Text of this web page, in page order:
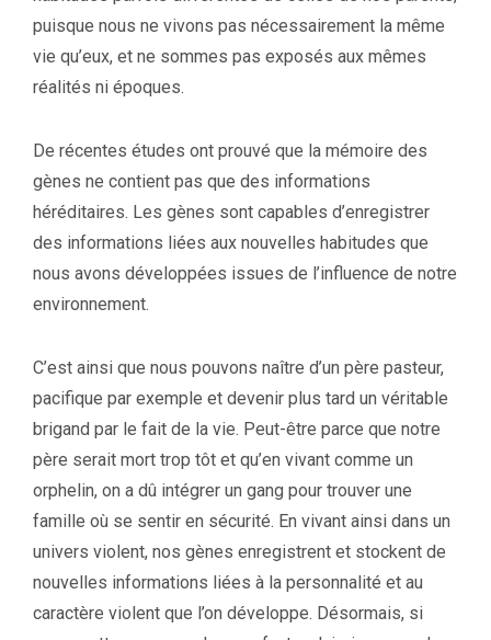
puisque nous ne vivons pas nécessairement la même
vie qu’eux, et ne sommes pas exposés aux mêmes
réalités ni époques.
De récentes études ont prouvé que la mémoire des
gènes ne contient pas que des informations
héréditaires. Les gènes sont capables d’enregistrer
des informations liées aux nouvelles habitudes que
nous avons développées issues de l’influence de notre
environnement.
C’est ainsi que nous pouvons naître d’un père pasteur,
pacifique par exemple et devenir plus tard un véritable
brigand par le fait de la vie. Peut-être parce que notre
père serait mort trop tôt et qu’en vivant comme un
orphelin, on a dû intégrer un gang pour trouver une
famille où se sentir en sécurité. En vivant ainsi dans un
univers violent, nos gènes enregistrent et stockent de
nouvelles informations liées à la personnalité et au
caractère violent que l’on développe. Désormais, si